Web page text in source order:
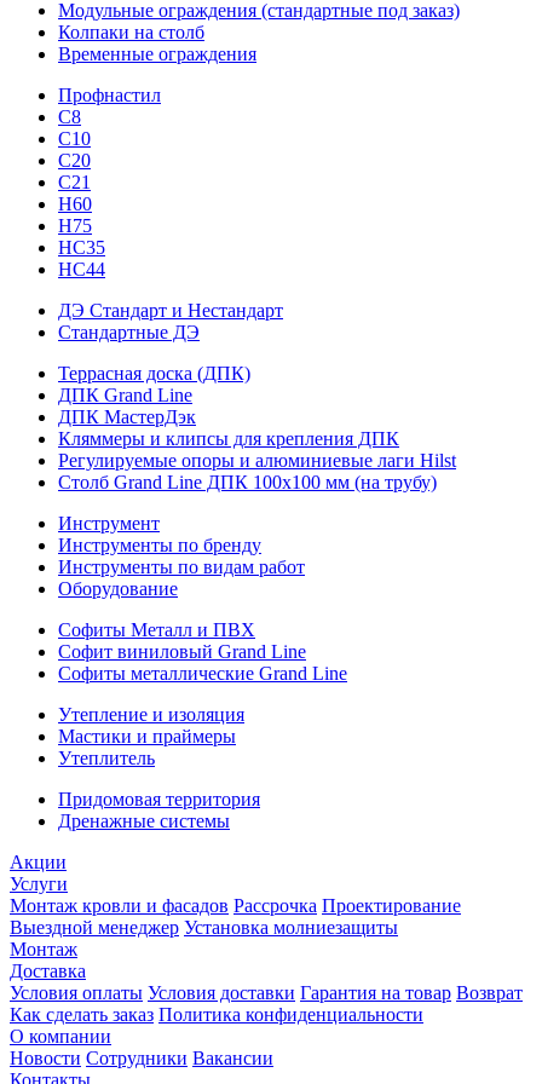
Модульные ограждения (стандартные под заказ)
Колпаки на столб
Временные ограждения
Профнастил
С8
С10
С20
С21
H60
H75
HС35
НС44
ДЭ Стандарт и Нестандарт
Стандартные ДЭ
Террасная доска (ДПК)
ДПК Grand Line
ДПК МастерДэк
Кляммеры и клипсы для крепления ДПК
Регулируемые опоры и алюминиевые лаги Hilst
Столб Grand Line ДПК 100х100 мм (на трубу)
Инструмент
Инструменты по бренду
Инструменты по видам работ
Оборудование
Софиты Металл и ПВХ
Софит виниловый Grand Line
Софиты металлические Grand Line
Утепление и изоляция
Мастики и праймеры
Утеплитель
Придомовая территория
Дренажные системы
Акции
Услуги
Монтаж кровли и фасадов Рассрочка Проектирование
Выездной менеджер Установка молниезащиты
Монтаж
Доставка
Условия оплаты Условия доставки Гарантия на товар Возврат
Как сделать заказ Политика конфиденциальности
О компании
Новости Сотрудники Вакансии
Контакты